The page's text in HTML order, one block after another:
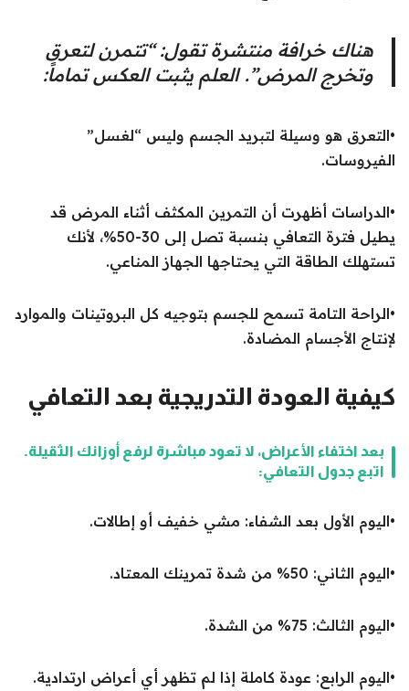
هناك خرافة منتشرة تقول: “تتمرن لتعرق
وتخرج المرض”. العلم يثبت العكس تماماً:
•التعرق هو وسيلة لتبريد الجسم وليس “لغسل”
الفيروسات.
•الدراسات أظهرت أن التمرين المكثف أثناء المرض قد
يطيل فترة التعافي بنسبة تصل إلى 30-50%، لأنك
تستهلك الطاقة التي يحتاجها الجهاز المناعي.
•الراحة التامة تسمح للجسم بتوجيه كل البروتينات والموارد
لإنتاج الأجسام المضادة.
كيفية العودة التدريجية بعد التعافي
بعد اختفاء الأعراض، لا تعود مباشرة لرفع أوزانك الثقيلة.
اتبع جدول التعافي:
•اليوم الأول بعد الشفاء: مشي خفيف أو إطالات.
•اليوم الثاني: 50% من شدة تمرينك المعتاد.
•اليوم الثالث: 75% من الشدة.
•اليوم الرابع: عودة كاملة إذا لم تظهر أي أعراض ارتدادية.